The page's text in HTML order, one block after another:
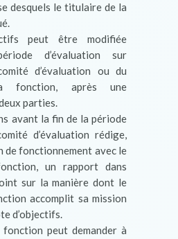
desquels le titulaire de la
peut être modifiée
d’évaluation sur
d’évaluation ou du
fonction, après une
parties.
avant la fin de la période
d’évaluation rédige,
de fonctionnement avec le
un rapport dans
sur la manière dont le
accomplit sa mission
d’objectifs.
peut demander à